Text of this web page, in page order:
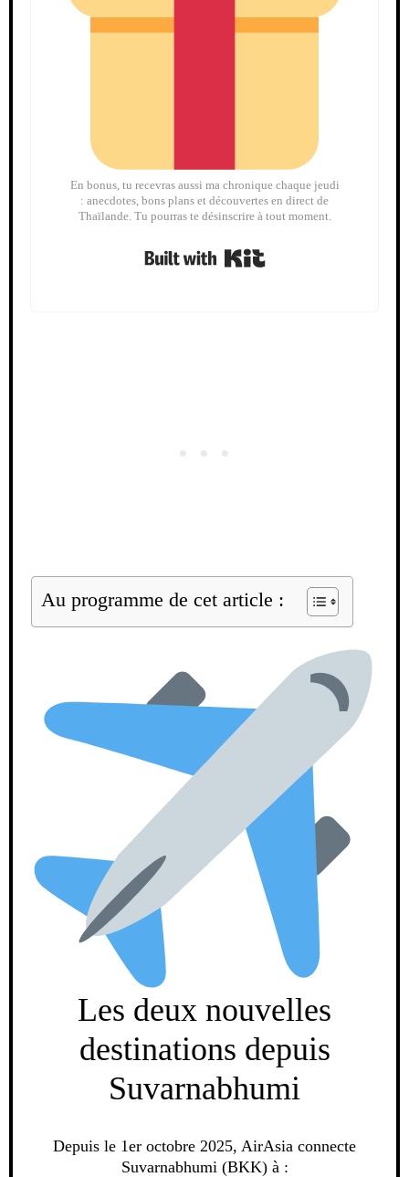
En bonus, tu recevras aussi ma chronique chaque jeudi
: anecdotes, bons plans et découvertes en direct de
Thaïlande. Tu pourras te désinscrire à tout moment.
Au programme de cet article :
Les deux nouvelles
destinations depuis
Suvarnabhumi
Depuis le 1er octobre 2025, AirAsia connecte
Suvarnabhumi (BKK) à :